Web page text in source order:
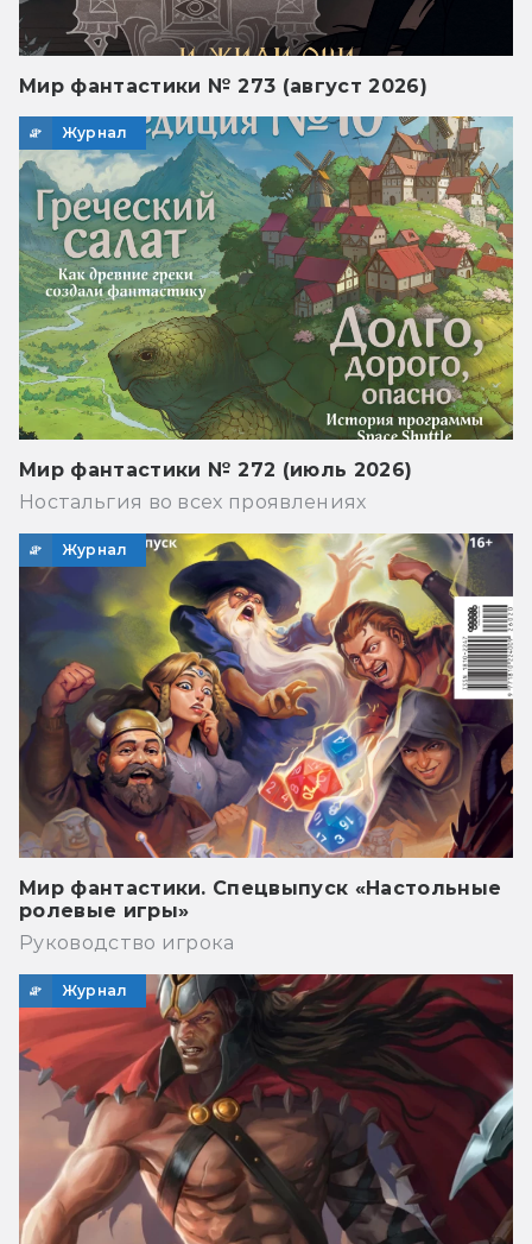
Мир фантастики № 273 (август 2026)
Журнал
Мир фантастики № 272 (июль 2026)
Ностальгия во всех проявлениях
Журнал
Мир фантастики. Спецвыпуск «Настольные
ролевые игры»
Руководство игрока
Журнал